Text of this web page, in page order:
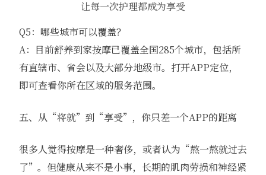
让每一次护理都成为享受
Q5：哪些城市可以覆盖？
A：目前舒养到家按摩已覆盖全国285个城市，包括所
有直辖市、省会以及大部分地级市。打开APP定位，
即可查看你所在区域的服务范围。
五、从“将就”到“享受”，你只差一个APP的距离
很多人觉得按摩是一种奢侈，或者认为“熬一熬就过去
了”。但健康从来不是小事，长期的肌肉劳损和神经紧